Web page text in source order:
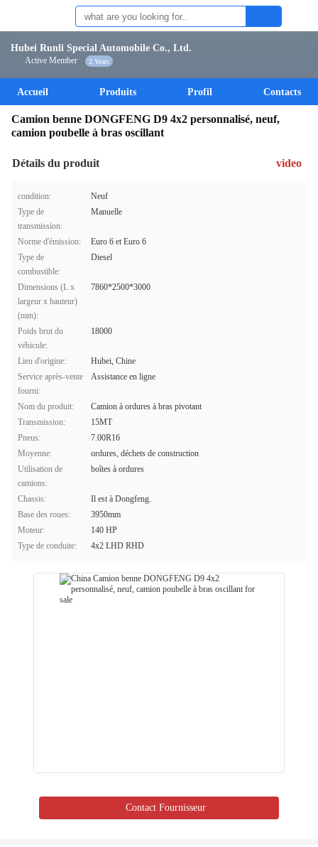
Hubei Runli Special Automobile Co., Ltd.
Active Member 2 Years
Accueil Produits Profil Contacts
Camion benne DONGFENG D9 4x2 personnalisé, neuf,
camion poubelle à bras oscillant
Détails du produit video
condition:
Neuf
Type de
transmission:
Manuelle
Norme d'émission:
Euro 6 et Euro 6
Type de
combustible:
Diesel
Dimensions (L x
largeur x hauteur)
(mm):
7860*2500*3000
Poids brut du
véhicule:
18000
Lieu d'origine:
Hubei, Chine
Service après-vente
fourni:
Assistance en ligne
Nom du produit:
Camion à ordures à bras pivotant
Transmission:
15MT
Pneus:
7.00R16
Moyenne:
ordures, déchets de construction
Utilisation de
camions:
boîtes à ordures
Chassis:
Il est à Dongfeng.
Base des roues:
3950mm
Moteur:
140 HP
Type de conduite:
4x2 LHD RHD
Contact Fournisseur